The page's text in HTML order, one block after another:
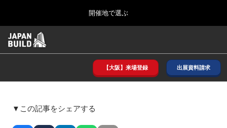
ッ
プ
し
進
to
close
the
開催地で選ぶ
インテックス大阪/ INTEX OSAKA
ー
バ
ル
ナ
【大阪】来場登録 出展資料請求
▼この記事をシェアする